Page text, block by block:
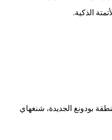
الذكية.
منطقة بودونغ الجديدة، شنغهاي